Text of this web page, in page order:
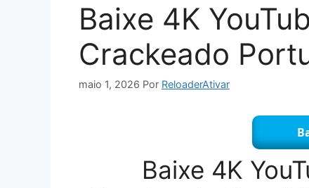
Baixe 4K
Crackeado
maio 1, 2026 Por ReloaderAtivar
Baixe 4K